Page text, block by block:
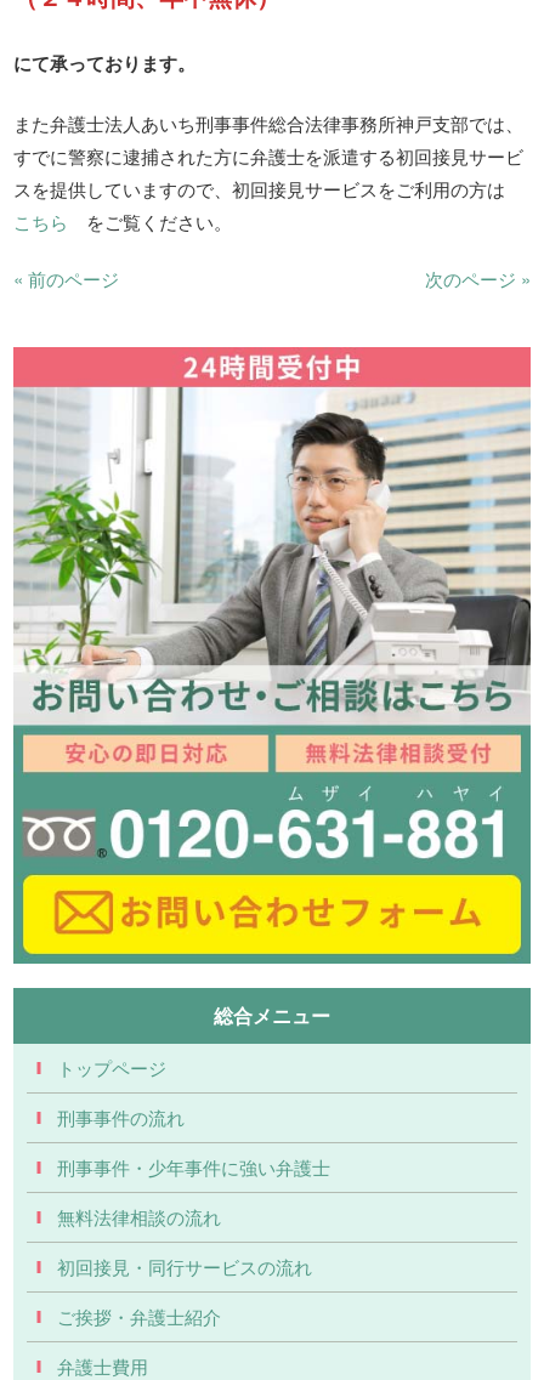
にて承っております。
また弁護士法人あいち刑事事件総合法律事務所神戸支部では、
すでに警察に逮捕された方に弁護士を派遣する初回接見サービ
スを提供していますので、初回接見サービスをご利用の方は
こちら をご覧ください。
« 前のページ 次のページ »
総合メニュー
トップページ
刑事事件の流れ
刑事事件・少年事件に強い弁護士
無料法律相談の流れ
初回接見・同行サービスの流れ
ご挨拶・弁護士紹介
弁護士費用